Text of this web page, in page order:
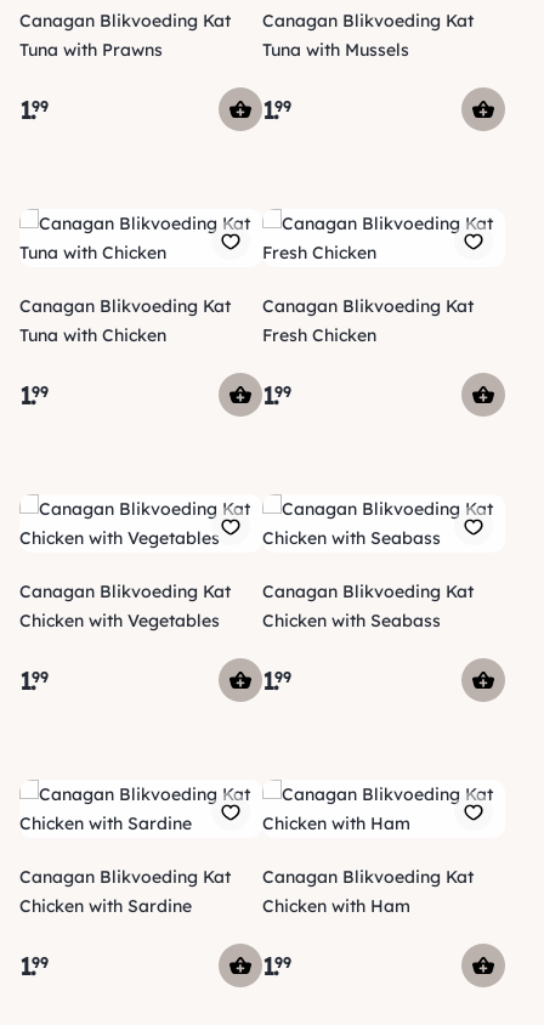
Canagan Blikvoeding Kat
Tuna with Prawns
1.99
Canagan Blikvoeding Kat
Tuna with Mussels
1.99
Canagan Blikvoeding Kat
Tuna with Chicken
1.99
Canagan Blikvoeding Kat
Fresh Chicken
1.99
Canagan Blikvoeding Kat
Chicken with Vegetables
1.99
Canagan Blikvoeding Kat
Chicken with Seabass
1.99
Canagan Blikvoeding Kat
Chicken with Sardine
1.99
Canagan Blikvoeding Kat
Chicken with Ham
1.99